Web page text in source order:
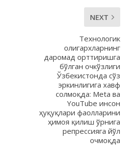
NEXT
Технологик
олигархларнинг
даромад орттиришга
бўлган очкўзлиги
Ўзбекистонда сўз
эркинлигига хавф
солмоқда: Meta ва
YouTube инсон
ҳуқуқлари фаолларини
ҳимоя қилиш ўрнига
репрессияга йўл
очмоқда